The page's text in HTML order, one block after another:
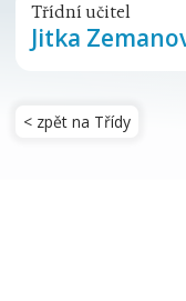
Třídní učitel
Jitka
< zpět na Třídy